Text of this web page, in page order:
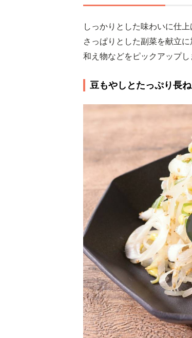
しっかりとした味わいに仕
さっぱりとした副菜を献立
和え物などをピックアップし
豆もやしとたっぷり長